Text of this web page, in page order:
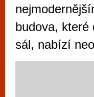
budova,
sál, nabízí
Mimo jiné je
vyzkoušet